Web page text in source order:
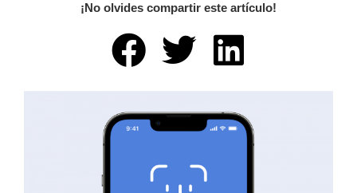
¡No olvides compartir este artículo!